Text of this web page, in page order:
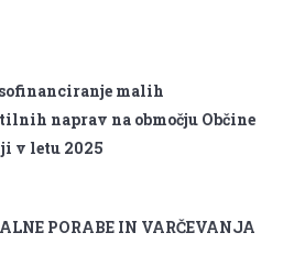
malih
naprav na območju Občine
v letu 2025
PORABE IN VARČEVANJA